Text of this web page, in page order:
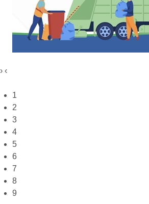
› ‹
1
2
3
4
5
6
7
8
9